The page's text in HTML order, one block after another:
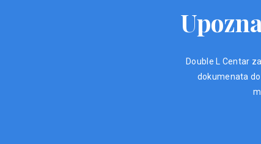
Double L Centar
dokumenata